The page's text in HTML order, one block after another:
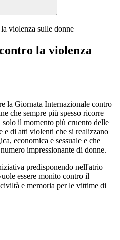
violenza sulle donne
la violenza
la Giornata Internazionale contro
che sempre più spesso ricorre
solo il momento più cruento delle
e di atti violenti che si realizzano
economica e sessuale e che
impressionante di donne.
predisponendo nell'atrio
essere monito contro il
e memoria per le vittime di